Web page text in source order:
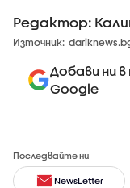
Редактор:
Източник:
Добави ни
Google
Последвайте ни
NewsLetter